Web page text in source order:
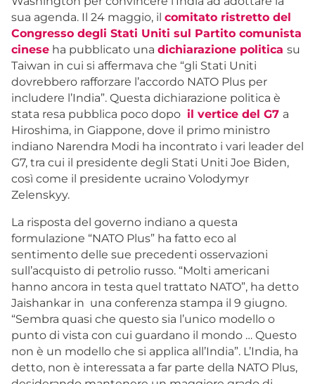
sua agenda. Il 24 maggio, il comitato ristretto del
Congresso degli Stati Uniti sul Partito comunista
cinese ha pubblicato una dichiarazione politica su
Taiwan in cui si affermava che “gli Stati Uniti
dovrebbero rafforzare l’accordo NATO Plus per
includere l’India”. Questa dichiarazione politica è
stata resa pubblica poco dopo il vertice del G7 a
Hiroshima, in Giappone, dove il primo ministro
indiano Narendra Modi ha incontrato i vari leader del
G7, tra cui il presidente degli Stati Uniti Joe Biden,
così come il presidente ucraino Volodymyr
Zelenskyy.
La risposta del governo indiano a questa
formulazione “NATO Plus” ha fatto eco al
sentimento delle sue precedenti osservazioni
sull’acquisto di petrolio russo. “Molti americani
hanno ancora in testa quel trattato NATO”, ha detto
Jaishankar in una conferenza stampa il 9 giugno.
“Sembra quasi che questo sia l’unico modello o
punto di vista con cui guardano il mondo … Questo
non è un modello che si applica all’India”. L’India, ha
detto, non è interessata a far parte della NATO Plus,